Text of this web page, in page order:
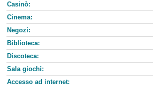
Casinò:
Cinema:
Negozi:
Biblioteca:
Discoteca:
Sala giochi:
Accesso ad internet: